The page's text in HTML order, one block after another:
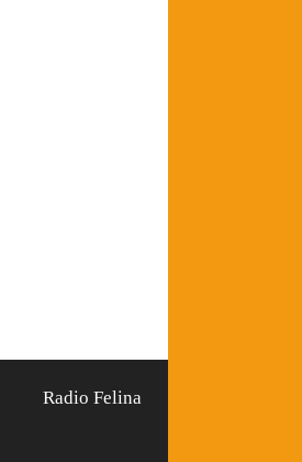
Radio Felina